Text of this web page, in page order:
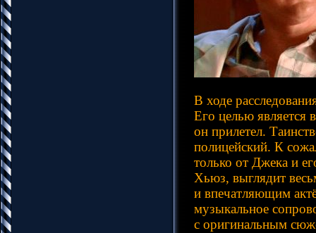
В ходе
Его целью является
он прилетел.
полицейский. К
только от Джека и
Хьюз, выглядит
и впечатляющим
музыкальное
с оригинальным